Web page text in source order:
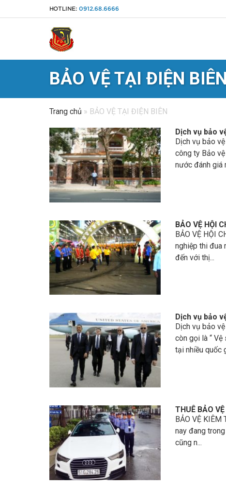
HOTLINE: 0912.68.6666
BẢO VỆ TẠI ĐIỆN
Trang chủ » BẢO VỆ TẠI ĐIỆN BIÊN
Dịch vụ bảo
Dịch vụ bảo
công ty Bảo
nước đánh giá
BẢO VỆ HỘI
BẢO VỆ HỘI
nghiệp thi đua
đến với thị...
Dịch vụ bảo
Dịch vụ bảo
còn gọi là “
tại nhiều quốc
THUÊ BẢO
BẢO VỆ KIÊM
nay đang
cũng n...